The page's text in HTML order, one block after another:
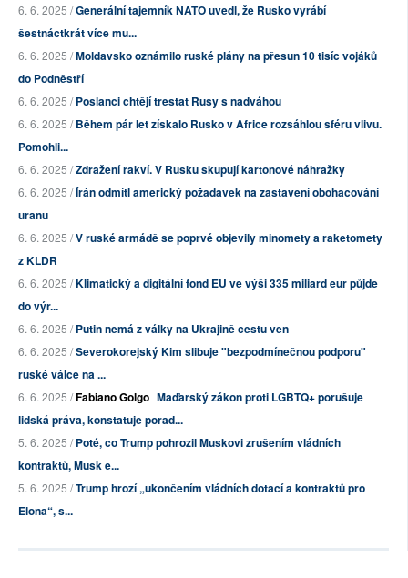
6. 6. 2025 /Generální tajemník NATO uvedl, že Rusko vyrábí
šestnáctkrát více mu...
6. 6. 2025 /Moldavsko oznámilo ruské plány na přesun 10 tisíc vojáků
do Podněstří
6. 6. 2025 /Poslanci chtějí trestat Rusy s nadváhou
6. 6. 2025 /Během pár let získalo Rusko v Africe rozsáhlou sféru vlivu.
Pomohli...
6. 6. 2025 /Zdražení rakví. V Rusku skupují kartonové náhražky
6. 6. 2025 /Írán odmítl americký požadavek na zastavení obohacování
uranu
6. 6. 2025 /V ruské armádě se poprvé objevily minomety a raketomety
z KLDR
6. 6. 2025 /Klimatický a digitální fond EU ve výši 335 miliard eur půjde
do výr...
6. 6. 2025 /Putin nemá z války na Ukrajině cestu ven
6. 6. 2025 /Severokorejský Kim slibuje "bezpodmínečnou podporu"
ruské válce na ...
6. 6. 2025 /Fabiano Golgo Maďarský zákon proti LGBTQ+ porušuje
lidská práva, konstatuje porad...
5. 6. 2025 /Poté, co Trump pohrozil Muskovi zrušením vládních
kontraktů, Musk e...
5. 6. 2025 /Trump hrozí „ukončením vládních dotací a kontraktů pro
Elona“, s...